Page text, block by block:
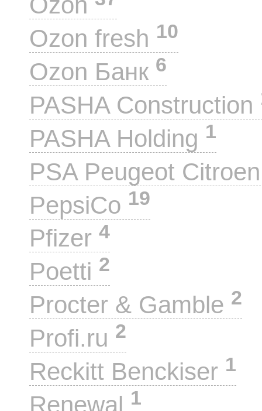
Ozon fresh 10
Ozon Банк 6
PASHA Construction
PASHA Holding 1
PSA Peugeot
PepsiCo 19
Pfizer 4
Poetti 2
Procter & Gamble 2
Profi.ru 2
Reckitt Benckiser 1
Renewal 1